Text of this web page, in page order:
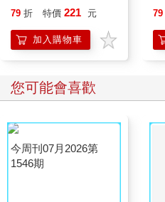
79 折 特價 221 元
加入購物車
79
您可能會喜歡